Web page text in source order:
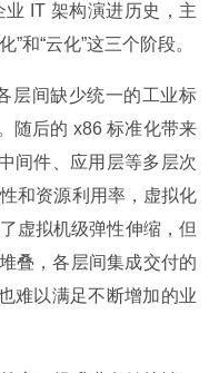
IT 架构演进历史，主
”和“云化”这三个阶段。
层间缺少统一的工业标
随后的 x86 标准化带来
间件、应用层等多层次
和资源利用率，虚拟化
虚拟机级弹性伸缩，但
叠，各层间集成交付的
难以满足不断增加的业